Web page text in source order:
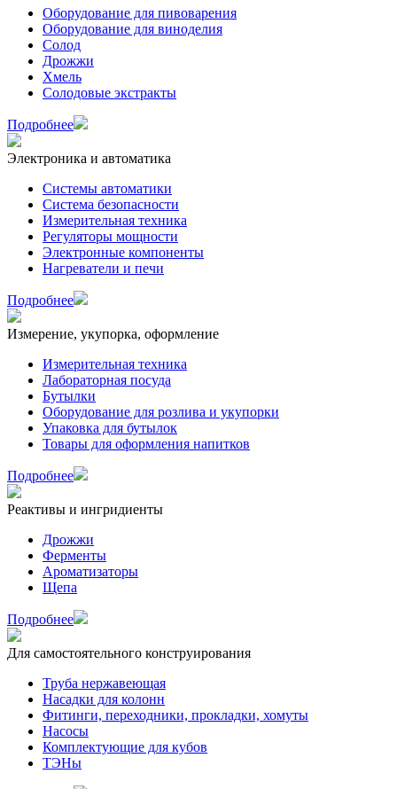
Оборудование для пивоварения
Оборудование для виноделия
Солод
Дрожжи
Хмель
Солодовые экстракты
Подробнее
Электроника и автоматика
Системы автоматики
Система безопасности
Измерительная техника
Регуляторы мощности
Электронные компоненты
Нагреватели и печи
Подробнее
Измерение, укупорка, оформление
Измерительная техника
Лабораторная посуда
Бутылки
Оборудование для розлива и укупорки
Упаковка для бутылок
Товары для оформления напитков
Подробнее
Реактивы и ингридиенты
Дрожжи
Ферменты
Ароматизаторы
Щепа
Подробнее
Для самостоятельного конструирования
Труба нержавеющая
Насадки для колонн
Фитинги, переходники, прокладки, хомуты
Насосы
Комплектующие для кубов
ТЭНы